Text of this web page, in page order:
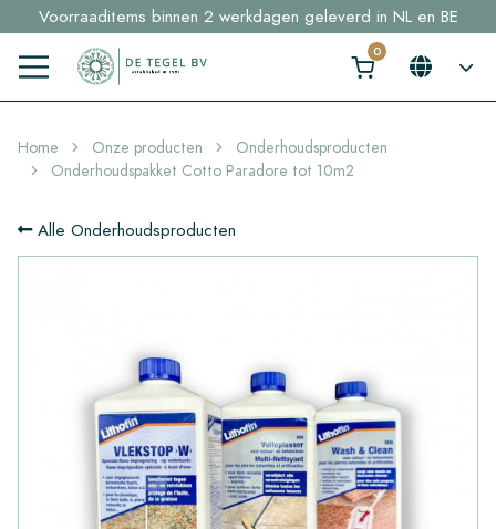
Klik hier en ontdek in 2 min. jouw perfecte tegel →
Sample bestellingen vanaf €30,- gratis thuisbezorgd
Voorraaditems binnen 2 werkdagen geleverd in NL en BE
Home Onze producten
Onderhoudsproducten
Onderhoudspakket Cotto Paradore tot 10m2
Alle Onderhoudsproducten